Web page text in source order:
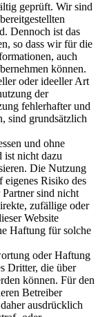
geprüft. Wir sind
Dennoch ist das
so dass wir für die
auch
können.
oder ideeller Art
der
fehlerhafter und
sind grundsätzlich
und ohne
ist nicht dazu
Die Nutzung
eigenes Risiko des
sind nicht
zufällige oder
Website
Haftung für solche
oder Haftung
Dritter, die über
können. Für den
Betreiber
ausdrücklich